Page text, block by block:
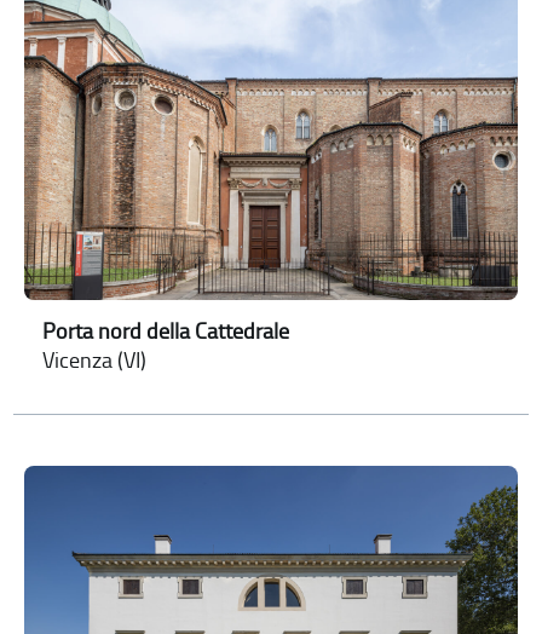
Porta nord della Cattedrale
Vicenza (VI)